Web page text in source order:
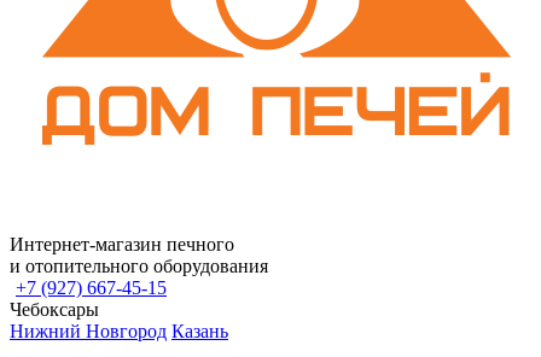
Интернет-магазин печного
и отопительного оборудования
+7 (927) 667-45-15
Чебоксары
Нижний Новгород Казань